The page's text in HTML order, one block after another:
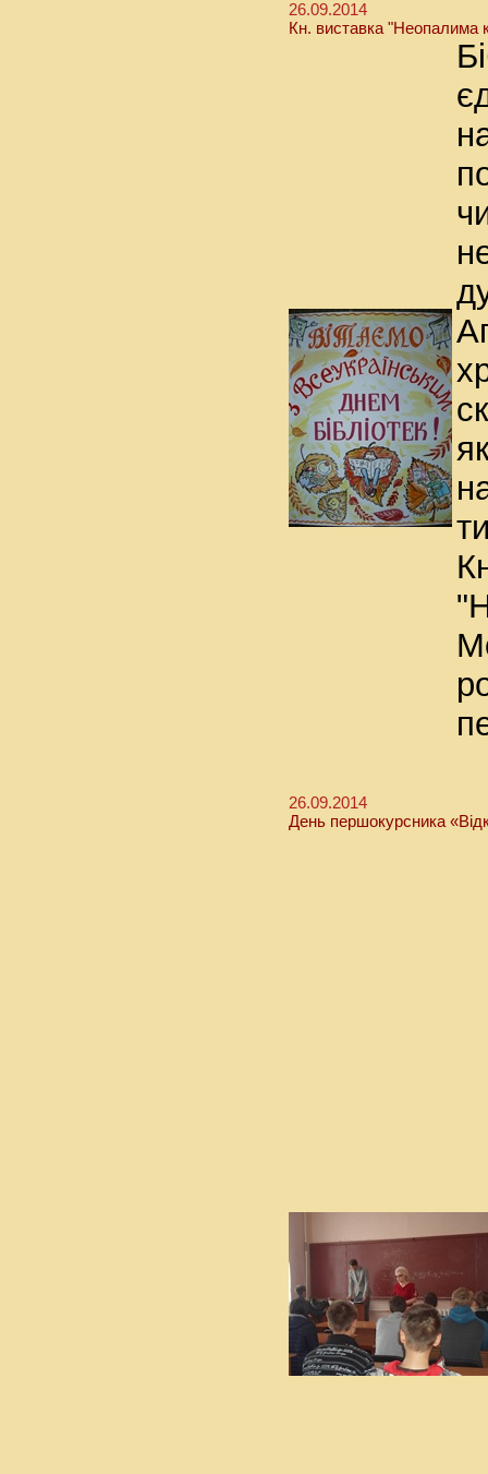
26.09.2014
Кн. виставка "Неопалима
26.09.2014
День першокурсника